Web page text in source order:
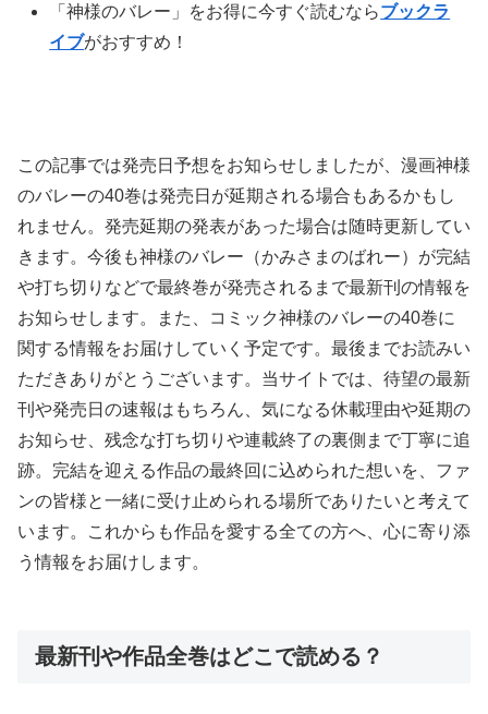
「神様のバレー」をお得に今すぐ読むならブックラ
イブがおすすめ！
この記事では発売日予想をお知らせしましたが、漫画神様
のバレーの40巻は発売日が延期される場合もあるかもし
れません。発売延期の発表があった場合は随時更新してい
きます。今後も神様のバレー（かみさまのばれー）が完結
や打ち切りなどで最終巻が発売されるまで最新刊の情報を
お知らせします。また、コミック神様のバレーの40巻に
関する情報をお届けしていく予定です。最後までお読みい
ただきありがとうございます。当サイトでは、待望の最新
刊や発売日の速報はもちろん、気になる休載理由や延期の
お知らせ、残念な打ち切りや連載終了の裏側まで丁寧に追
跡。完結を迎える作品の最終回に込められた想いを、ファ
ンの皆様と一緒に受け止められる場所でありたいと考えて
います。これからも作品を愛する全ての方へ、心に寄り添
う情報をお届けします。
最新刊や作品全巻はどこで読める？